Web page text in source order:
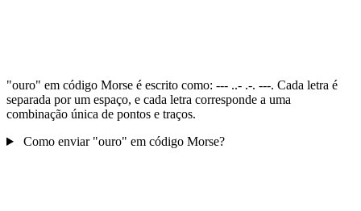
"ouro" em código Morse é escrito como: --- ..- .-. ---. Cada letra é
separada por um espaço, e cada letra corresponde a uma
combinação única de pontos e traços.
Como enviar "ouro" em código Morse?